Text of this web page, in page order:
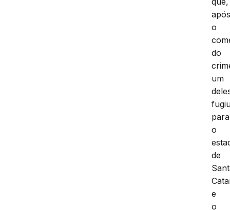
o
do
um
para
o
de
e
o